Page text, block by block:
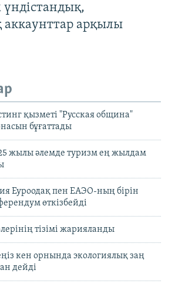
аккаунттар арқылы
қызметі "Русская община"
бұғаттады
жылы әлемде туризм ең жылдам
Еуроодақ пен ЕАЭО-ның бірін
өткізбейді
тізімі жарияланды
кен орнында экологиялық заң
дейді